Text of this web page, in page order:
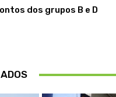
dos grupos B e D